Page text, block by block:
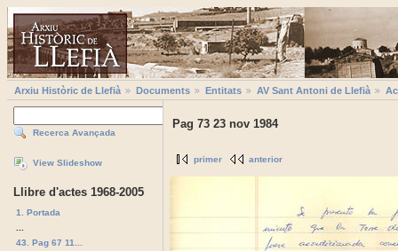
Arxiu Històric de Llefià Documents Entitats AV Sant Antoni de Llefià
Recerca Avançada
View Slideshow
Llibre d'actes 1968-2005
1. Portada
43. Pag 67 11...
Pag 73 23 nov 1984
primer anterior